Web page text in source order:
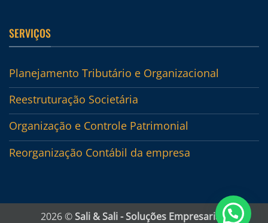
SERVIÇOS
Planejamento Tributário e Organizacional
Reestruturação Societária
Organização e Controle Patrimonial
Reorganização Contábil da empresa
2026 ©Sali & Sali - Soluções Empresariais